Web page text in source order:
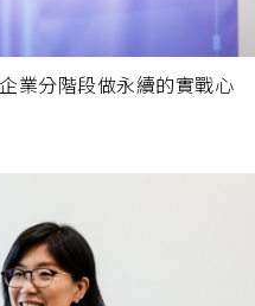
業分階段做永續的實戰心